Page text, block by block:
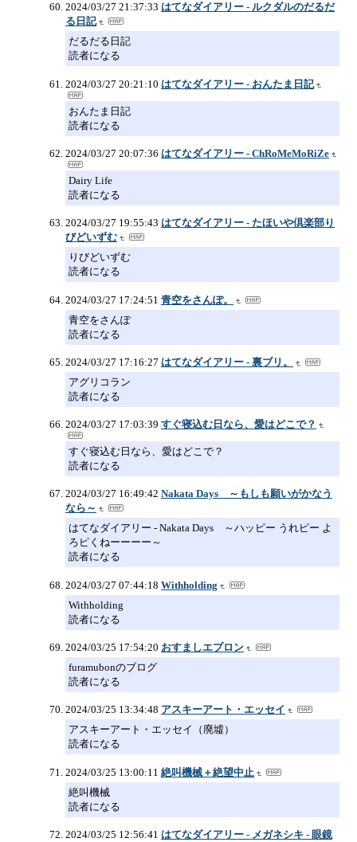
2024/03/27 21:37:33 はてなダイアリー - ルクダルのだるだ
る日記
だるだる日記
読者になる
2024/03/27 20:21:10 はてなダイアリー - おんたま日記
おんたま日記
読者になる
2024/03/27 20:07:36 はてなダイアリー - ChRoMeMoRiZe
Dairy Life
読者になる
2024/03/27 19:55:43 はてなダイアリー - たほいや倶楽部り
びどいずむ
りびどいずむ
読者になる
2024/03/27 17:24:51 青空をさんぽ。
青空をさんぽ
読者になる
2024/03/27 17:16:27 はてなダイアリー - 裏ブリ。
アグリコラン
読者になる
2024/03/27 17:03:39 すぐ寝込む日なら、愛はどこで？
すぐ寝込む日なら、愛はどこで？
読者になる
2024/03/27 16:49:42 Nakata Days ～もしも願いがかなう
なら～
はてなダイアリー - Nakata Days ～ハッピー うれピー よ
ろピくねーーーー～
読者になる
2024/03/27 07:44:18 Withholding
Withholding
読者になる
2024/03/25 17:54:20 おすましエプロン
furamubonのブログ
読者になる
2024/03/25 13:34:48 アスキーアート・エッセイ
アスキーアート・エッセイ（廃墟）
読者になる
2024/03/25 13:00:11 絶叫機械＋絶望中止
絶叫機械
読者になる
2024/03/25 12:56:41 はてなダイアリー - メガネシキ - 眼鏡